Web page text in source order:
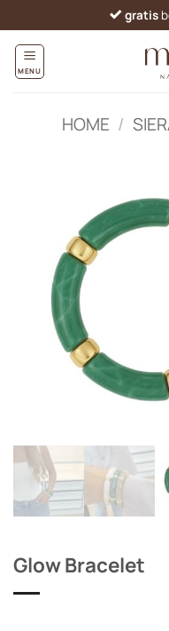
naar
inhoud
gratis
MENU
HOME /
Glow Bracelet